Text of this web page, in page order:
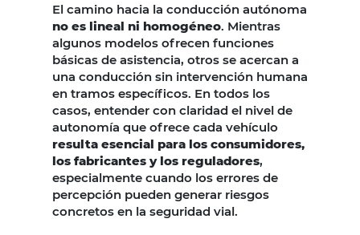
El camino hacia la conducción autónoma
no es lineal ni homogéneo. Mientras
algunos modelos ofrecen funciones
básicas de asistencia, otros se acercan a
una conducción sin intervención humana
en tramos específicos. En todos los
casos, entender con claridad el nivel de
autonomía que ofrece cada vehículo
resulta esencial para los consumidores,
los fabricantes y los reguladores,
especialmente cuando los errores de
percepción pueden generar riesgos
concretos en la seguridad vial.